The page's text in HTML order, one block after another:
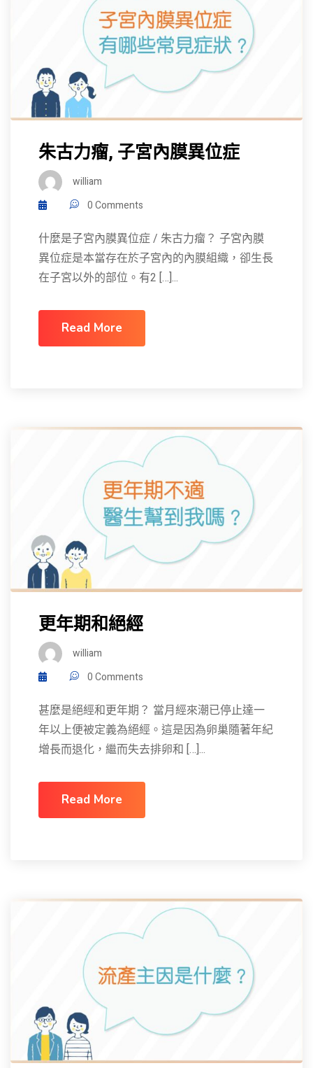
朱古力瘤, 子宮內膜異位症
william
0 Comments
什麼是子宮內膜異位症 / 朱古力瘤？ 子宮內膜
異位症是本當存在於子宮內的內膜組織，卻生長
在子宮以外的部位。有2 […]...
Read More
更年期和絕經
william
0 Comments
甚麼是絕經和更年期？ 當月經來潮已停止達一
年以上便被定義為絕經。這是因為卵巢隨著年紀
增長而退化，繼而失去排卵和 […]...
Read More